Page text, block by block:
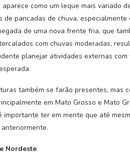
como um leque mais variado
pancadas de chuva,
de uma nova frente fria, que
com chuvas moderadas,
planejar atividades externas
também se farão presentes, mas
em Mato Grosso e Mato
ter em mente que até
Nordeste